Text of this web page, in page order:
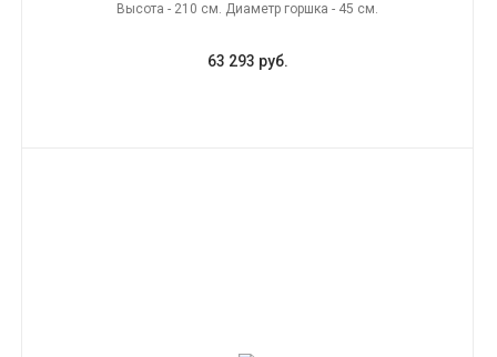
Высота - 210 см. Диаметр горшка - 45 см.
63 293 руб.